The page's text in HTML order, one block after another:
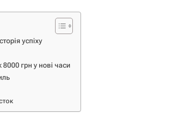
успіху
грн у нові часи